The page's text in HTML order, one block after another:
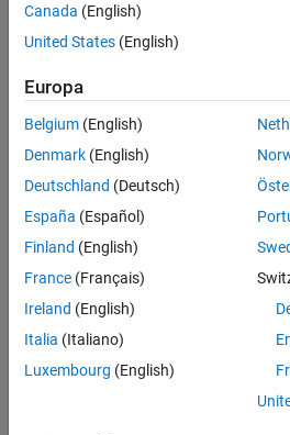
Actualmente
no
puestos
disponibles
que
se
correspondan
con
sus
criterios
de
búsqueda.
Pruebe
ampliar
su
Canada (English)
United States (English)
Europa
Belgium (English)
Denmark (English)
Deutschland (Deutsch)
España (Español)
Finland (English)
France (Français)
Ireland (English)
Italia (Italiano)
Luxembourg (English)